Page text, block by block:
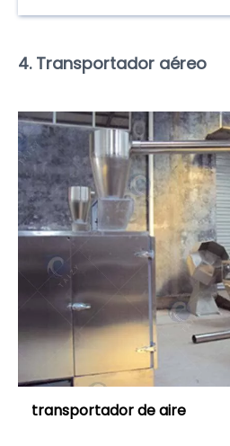
4. Transportador aéreo
transportador de aire